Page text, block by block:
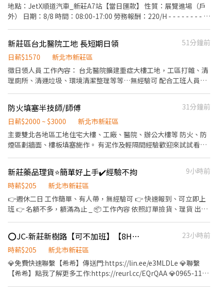
─────────────────── ⭕享勞保/健保/團保/勞
退6% ⭕環境乾淨明亮 ⭕專員親自詳細解說工作內容
(分成4份每季發放一份) 《休假制度》 做二休二 固定日/夜班 (月休
15-16天) 【上班地點】 桃園市龜山區華亞五路2號 📩 【火速卡位應
徵流程】 ➊ 點擊填寫廠商制式履歷（1分鐘完成，快速安排送
核，敏感欄位（身分證/詳細地址）錄取前皆可先不填！ ➋加入留
言： 👉https://lin.ee/OBnhVN5 私訊留下 ⌜姓名+電話 +應徵半導
地點：JetX順道汽車_新莊A7站【當日匯款】 性質：展覽進場（戶
外） 日期：8/8 時間：08:00-17:00 勞務報酬：220/H - - - - - - - - -
整，可能提早或延後結束，須可配合現場異動，依照實際時間計薪
（勞務報酬220/hr，用餐休息1小時不計薪/供餐） ⚠️本次工作仍須
視業主最終需求及現場狀況調整，如因業主取消、天候、不可歸責
於本公司之因素導致班別取消，本公司保留調整或取消班別之權利
新莊區台北醫院工地 長短期日領
51分鐘前
日薪$1570
新北市新莊區
徵日領人員 工作內容： 台北醫院擴建重症大樓工地，工區打雜、清
理廁所、清運垃圾、環境清潔整理等等…無經驗可 配合工班人員
防火填塞半技師/師傅
31分鐘前
日薪$2000 ~ $3000
新北市新莊區
主要雙北各地區工地住宅大樓、工廠、醫院、辦公大樓等 防火、防
煙區劃牆面、樓板填塞施作。 有泥作及輕隔間經驗歡迎來試試看這
新莊藥品理貨⭐簡單好上手✔️經驗不拘
9小時前
時薪$205
新北市新莊區
👉週休二日 工作簡單、有人帶，無經驗可 👉 快速報到、可立即上
班 👉 名額不多，額滿為止 _ 📦 工作內容 依照訂單撿貨、理貨 出貨
詢專線:0980083989 張先生 - ❌求職免收費❌絕無詐騙┃⭕️免費諮詢
⭕️安心上工
⭕JC-新莊新樹路【可不加班】【8H週休二日】【5號領薪】【快速上工】#JC81
23小時前
時薪$205
新北市新莊區
💎免費快速聯繫【希希】傳送門:https://lin.ee/e3MLDLe 💎聯繫
【希希】點我了解更多工作:https://reurl.cc/EQrQAA 💎0965-111-